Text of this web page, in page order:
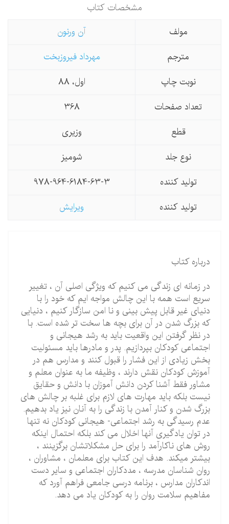
مشخصات كتاب
مولف
آن ورنون
مترجم
مهرداد فیروزبخت
نوبت چاپ
اول، 88
تعداد صفحات
368
قطع
وزیری
نوع جلد
شومیز
تولید کننده
978-964-6184-63-3
تولید كننده
ویرایش
درباره کتاب
در زمانه ای زندگی می کنیم که ویژگی اصلی آن ، تغییر
سریع است همه با این چالش مواجه ایم که خود را با
دنیای غیر قابل پیش بینی و نا امن سازگار کنیم ، دنیایی
که بزرگ شدن در آن برای بچه ها سخت تر شده است. با
در نظر گرفتن این واقعیت باید به رشد هیجانی و
اجتماعی کودکان بپردازیم. پدر و مادرها باید مسئولیت
بخش زیادی از این فشار را قبول کنند و مدارس هم در
آموزش کودکان نقش دارند ، وظیفه ما به عنوان معلم و
مشاور فقط آشنا کردن دانش آموزان با دانش و حقایق
نیست بلکه باید مهارت های لازم برای غلبه بر چالش های
بزرگ شدن و کنار آمدن با زندگی را به آنان نیز یاد بدهیم.
عدم رسیدگی به رشد اجتماعی- هیجانی کودکان نه تنها
در توان یادگیری آنها اخلال می کند بلکه احتمال اینکه
روش های ناکارآمد را برای حل مشکلاتشان برگزینند ،
بیشتر میکند. هدف این کتاب برای معلمان ، مشاوران ،
روان شناسان مدرسه ، مددکاران اجتماعی و سایر دست
اندکاران مدارس ، برنامه درسی جامعی فراهم آورد که
مفاهیم سلامت روان را به کودکان یاد می دهد.